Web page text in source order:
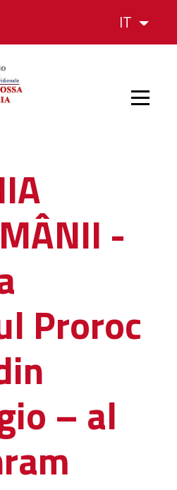
IT
La Struttura
Amministrativa
Monasteri,
chiese e
monumenti
Diaconie
Centri
-
Proroc
– al